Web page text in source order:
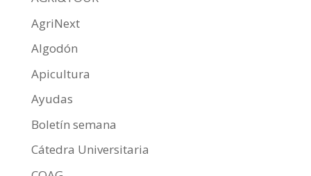
AgriNext
Algodón
Apicultura
Ayudas
Boletín semana
Cátedra Universitaria